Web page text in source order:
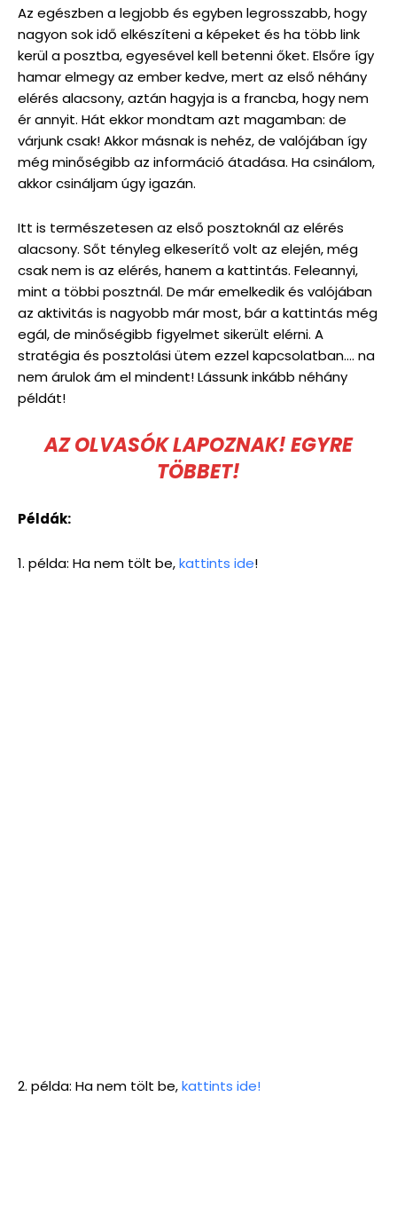
Az egészben a legjobb és egyben legrosszabb, hogy
nagyon sok idő elkészíteni a képeket és ha több link
kerül a posztba, egyesével kell betenni őket. Elsőre így
hamar elmegy az ember kedve, mert az első néhány
elérés alacsony, aztán hagyja is a francba, hogy nem
ér annyit. Hát ekkor mondtam azt magamban: de
várjunk csak! Akkor másnak is nehéz, de valójában így
még minőségibb az információ átadása. Ha csinálom,
akkor csináljam úgy igazán.
Itt is természetesen az első posztoknál az elérés
alacsony. Sőt tényleg elkeserítő volt az elején, még
csak nem is az elérés, hanem a kattintás. Feleannyi,
mint a többi posztnál. De már emelkedik és valójában
az aktivitás is nagyobb már most, bár a kattintás még
egál, de minőségibb figyelmet sikerült elérni. A
stratégia és posztolási ütem ezzel kapcsolatban…. na
nem árulok ám el mindent! Lássunk inkább néhány
példát!
AZ OLVASÓK LAPOZNAK! EGYRE
TÖBBET!
Példák:
1. példa: Ha nem tölt be,kattints ide!
2. példa: Ha nem tölt be,kattints ide!